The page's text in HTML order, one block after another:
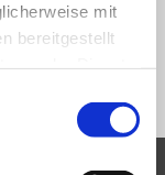
mit
bereitgestellt